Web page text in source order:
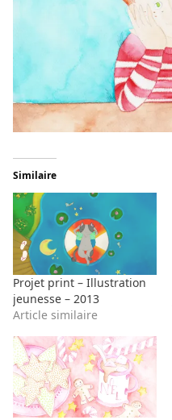
Similaire
Projet print – Illustration
jeunesse – 2013
Article similaire